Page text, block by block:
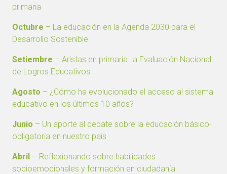
primaria
Octubre – La educación en la Agenda 2030 para el
Desarrollo Sostenible
Setiembre – Aristas en primaria: la Evaluación Nacional
de Logros Educativos
Agosto – ¿Cómo ha evolucionado el acceso al sistema
educativo en los últimos 10 años?
Junio – Un aporte al debate sobre la educación básico-
obligatoria en nuestro país
Abril – Reflexionando sobre habilidades
socioemocionales y formación en ciudadanía